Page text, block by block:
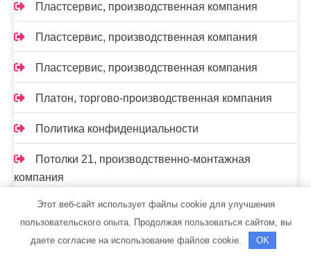
Пластсервис, производственная компания
Пластсервис, производственная компания
Пластсервис, производственная компания
Платон, торгово-производственная компания
Политика конфиденциальности
Потолки 21, производственно-монтажная
компания
Прогресспласт, торгово-монтажная компания
Производственно-ремонтная компания,
Этот веб-сайт использует файлы cookie для улучшения
пользовательского опыта. Продолжая пользоваться сайтом, вы
даете согласие на использование файлов cookie.
OK